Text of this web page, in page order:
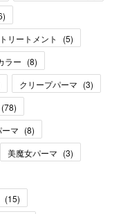
)
リートメント (5)
ラー (8)
クリープパーマ (3)
(78)
マ (8)
美魔女パーマ (3)
(15)